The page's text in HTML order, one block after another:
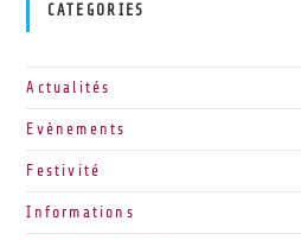
CATEGORIES
Actualités
Evènements
Festivité
Informations